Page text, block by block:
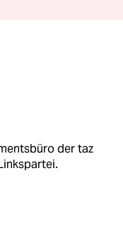
der taz